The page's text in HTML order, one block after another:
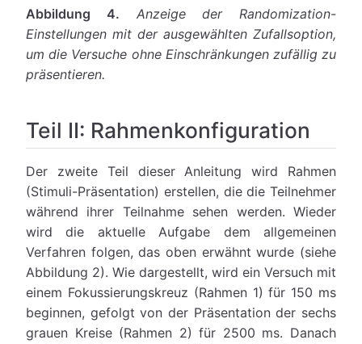
Abbildung 4.
Anzeige der Randomization-
Einstellungen mit der ausgewählten Zufallsoption,
um die Versuche ohne Einschränkungen zufällig zu
präsentieren.
Teil II: Rahmenkonfiguration
Der zweite Teil dieser Anleitung wird Rahmen
(Stimuli-Präsentation) erstellen, die die Teilnehmer
während ihrer Teilnahme sehen werden. Wieder
wird die aktuelle Aufgabe dem allgemeinen
Verfahren folgen, das oben erwähnt wurde (siehe
Abbildung 2). Wie dargestellt, wird ein Versuch mit
einem Fokussierungskreuz (Rahmen 1) für 150 ms
beginnen, gefolgt von der Präsentation der sechs
grauen Kreise (Rahmen 2) für 2500 ms. Danach